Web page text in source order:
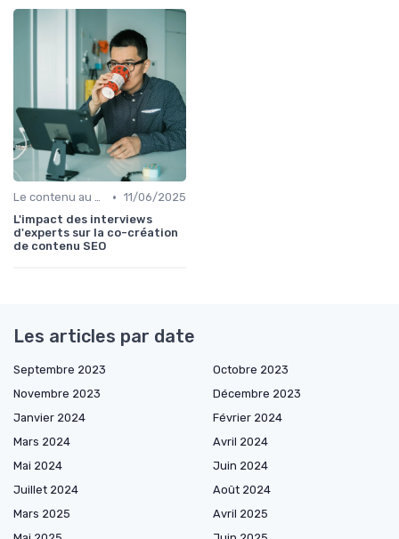
Le contenu au service du référencement • 11/06/2025
L'impact des interviews
d'experts sur la co-création
de contenu SEO
Les articles par date
Septembre 2023
Octobre 2023
Novembre 2023
Décembre 2023
Janvier 2024
Février 2024
Mars 2024
Avril 2024
Mai 2024
Juin 2024
Juillet 2024
Août 2024
Mars 2025
Avril 2025